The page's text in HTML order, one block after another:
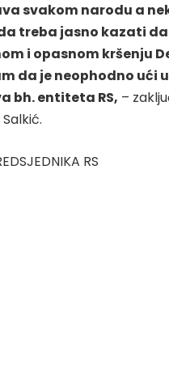
svakom narodu a
treba jasno kazati da
i opasnom kršenju
da je neophodno ući
bh. entiteta RS, –
RS